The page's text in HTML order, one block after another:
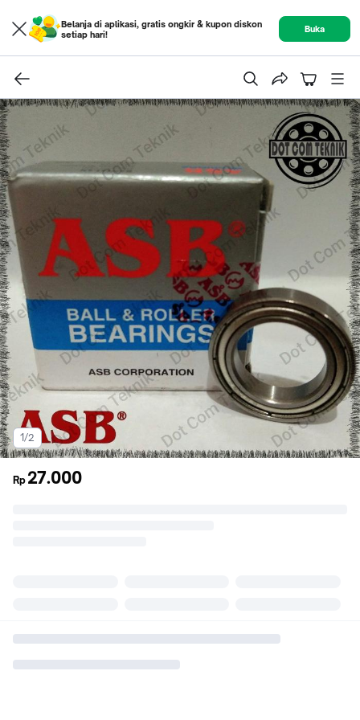
Belanja di aplikasi, gratis ongkir & kupon diskon
setiap hari!
Buka
1/2
Rp 27.000